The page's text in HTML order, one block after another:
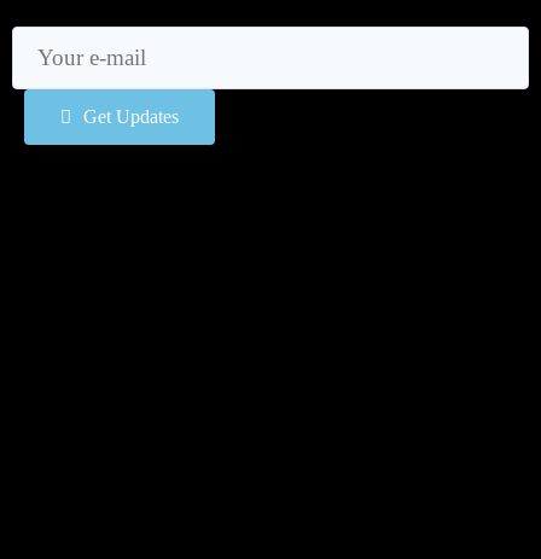
Get Updates